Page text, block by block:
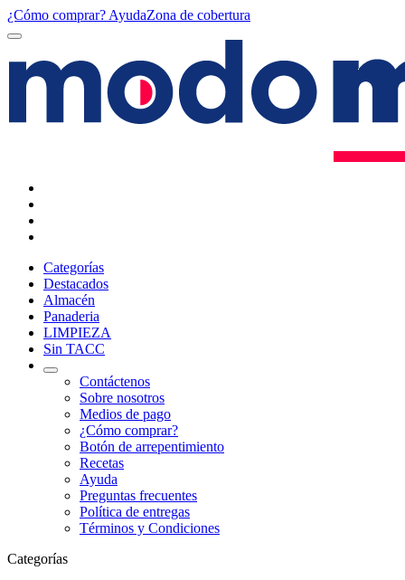
¿Cómo comprar? AyudaZona de cobertura
Categorías
Destacados
Almacén
Panaderia
LIMPIEZA
Sin TACC
Contáctenos
Sobre nosotros
Medios de pago
¿Cómo comprar?
Botón de arrepentimiento
Recetas
Ayuda
Preguntas frecuentes
Política de entregas
Términos y Condiciones
Categorías